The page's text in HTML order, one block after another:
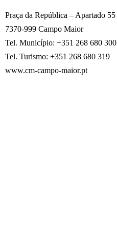
Praça da República – Apartado 55
7370-999 Campo Maior
Tel. Município: +351 268 680 300
Tel. Turismo: +351 268 680 319
www.cm-campo-maior.pt